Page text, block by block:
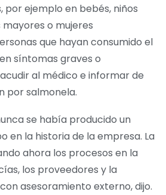
por ejemplo en bebés, niños
o mujeres
que hayan consumido el
síntomas graves o
al médico e informar de
por salmonela.
se había producido un
en la historia de la empresa. La
ahora los procesos en la
los proveedores y la
asesoramiento externo, dijo.